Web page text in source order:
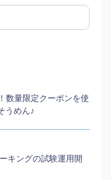
数量限定クーポンを使
うめん♪
キングの試験運用開